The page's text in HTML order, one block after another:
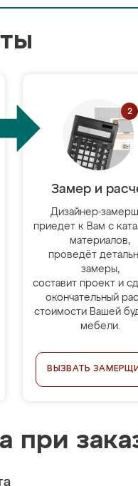
Замер и
Дизайнер-
приедет к Вам с
материалов,
проведёт
замеры,
составит проект и
окончательный
стоимости Вашей
мебели.
ВЫЗВАТЬ
при